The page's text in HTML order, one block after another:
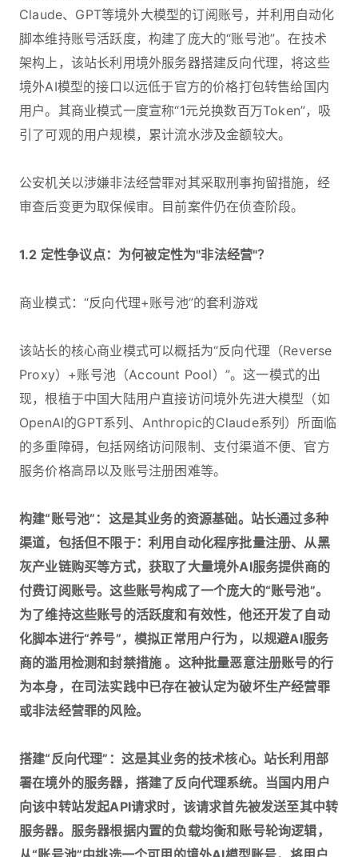
Claude、GPT等境外大模型的订阅账号，并利用自动化
脚本维持账号活跃度，构建了庞大的“账号池”。在技术
架构上，该站长利用境外服务器搭建反向代理，将这些
境外AI模型的接口以远低于官方的价格打包转售给国内
用户。其商业模式一度宣称“1元兑换数百万Token”，吸
引了可观的用户规模，累计流水涉及金额较大。
公安机关以涉嫌非法经营罪对其采取刑事拘留措施，经
审查后变更为取保候审。目前案件仍在侦查阶段。
1.2 定性争议点：为何被定性为"非法经营"？
商业模式：“反向代理+账号池”的套利游戏
该站长的核心商业模式可以概括为“反向代理（Reverse
Proxy）+账号池（Account Pool）”。这一模式的出
现，根植于中国大陆用户直接访问境外先进大模型（如
OpenAI的GPT系列、Anthropic的Claude系列）所面临
的多重障碍，包括网络访问限制、支付渠道不便、官方
服务价格高昂以及账号注册困难等。
构建“账号池”：这是其业务的资源基础。站长通过多种
渠道，包括但不限于：利用自动化程序批量注册、从黑
灰产业链购买等方式，获取了大量境外AI服务提供商的
付费订阅账号。这些账号构成了一个庞大的“账号池”。
为了维持这些账号的活跃度和有效性，他还开发了自动
化脚本进行“养号”，模拟正常用户行为，以规避AI服务
商的滥用检测和封禁措施 。这种批量恶意注册账号的行
为本身，在司法实践中已存在被认定为破坏生产经营罪
或非法经营罪的风险。
搭建“反向代理”：这是其业务的技术核心。站长利用部
署在境外的服务器，搭建了反向代理系统。当国内用户
向该中转站发起API请求时，该请求首先被发送至其中转
服务器。服务器根据内置的负载均衡和账号轮询逻辑，